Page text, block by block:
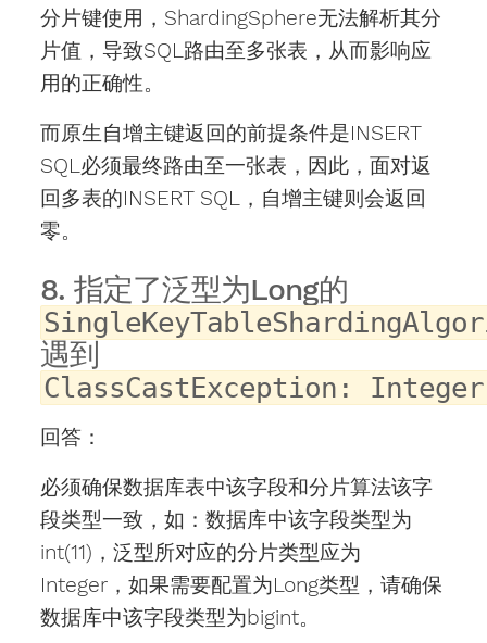
分片键使用，ShardingSphere无法解析其分
片值，导致SQL路由至多张表，从而影响应
用的正确性。
而原生自增主键返回的前提条件是INSERT
SQL必须最终路由至一张表，因此，面对返
回多表的INSERT SQL，自增主键则会返回
零。
8. 指定了泛型为Long的
遇到
ClassCastException:
回答：
必须确保数据库表中该字段和分片算法该字
段类型一致，如：数据库中该字段类型为
int(11)，泛型所对应的分片类型应为
Integer，如果需要配置为Long类型，请确保
数据库中该字段类型为bigint。